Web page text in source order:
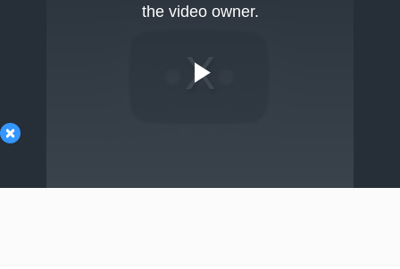
×
Video
the video owner.